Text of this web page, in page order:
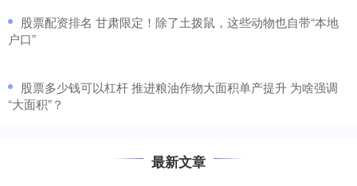
​股票配资排名 甘肃限定！除了土拨鼠，这些动物也自带“本地
户口”
​股票多少钱可以杠杆 推进粮油作物大面积单产提升 为啥强调
“大面积”？
最新文章